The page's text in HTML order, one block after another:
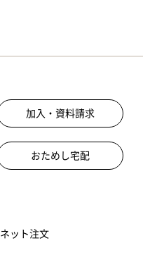
加入・資料請求
おためし宅配
ネット注文